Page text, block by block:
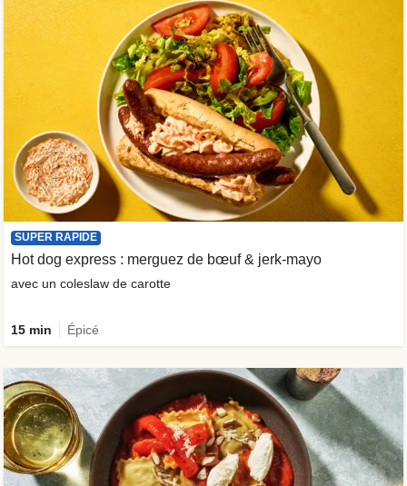
SUPER RAPIDE
Hot dog express : merguez de bœuf & jerk-mayo
avec un coleslaw de carotte
15 min Épicé